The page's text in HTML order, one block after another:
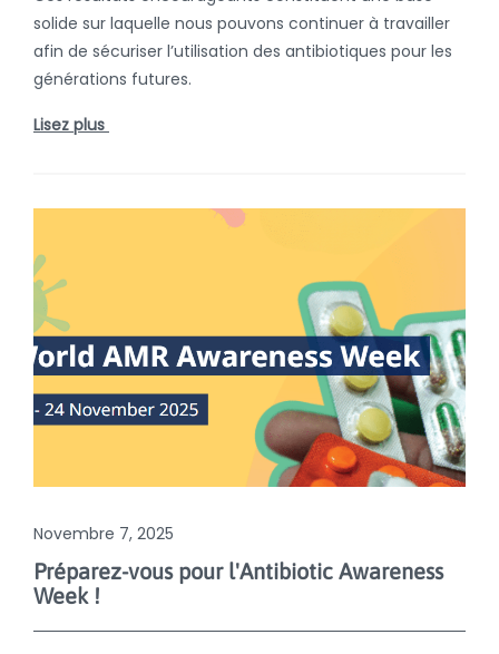
solide sur laquelle nous pouvons continuer à travailler
afin de sécuriser l’utilisation des antibiotiques pour les
générations futures.
Lisez plus
Novembre 7, 2025
Préparez-vous pour l'Antibiotic Awareness
Week !